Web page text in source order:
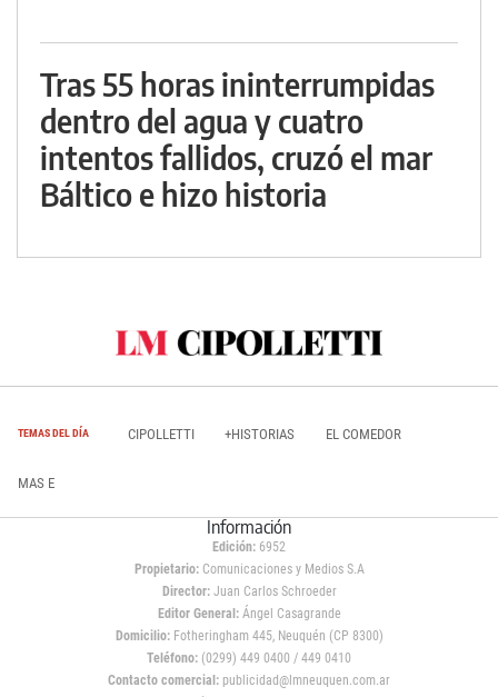
Tras 55 horas ininterrumpidas
dentro del agua y cuatro
intentos fallidos, cruzó el mar
Báltico e hizo historia
TEMAS DEL DÍA CIPOLLETTI +HISTORIAS EL COMEDOR
MAS E
Información
Edición: 6952
Propietario:Comunicaciones y Medios S.A
Director: Juan Carlos Schroeder
Editor General:Ángel Casagrande
Domicilio:Fotheringham 445, Neuquén (CP 8300)
Teléfono: (0299) 449 0400 / 449 0410
Contacto comercial: publicidad@lmneuquen.com.ar